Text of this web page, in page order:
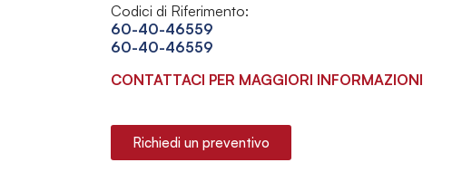
Codici di Riferimento:
60-40-46559
60-40-46559
CONTATTACI PER MAGGIORI INFORMAZIONI
Richiedi un preventivo